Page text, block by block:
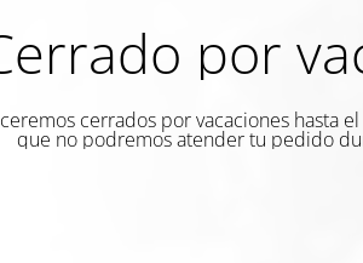
por
cerrados por vacaciones hasta
que no podremos atender tu pedido